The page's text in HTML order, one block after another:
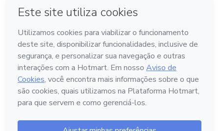
Idioma
Português - Brasil
Hotmart — 2011-2026 © Todos os direitos reservados